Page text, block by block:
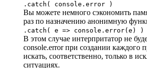
.catch( console.error )
Вы можете немного сэкономить
раз по назначению анонимную
.catch( e => console.error(e) )
В этом случае интерпритатор не
console.error при создании каждого
искать, соответственно, только в
ситуациях.